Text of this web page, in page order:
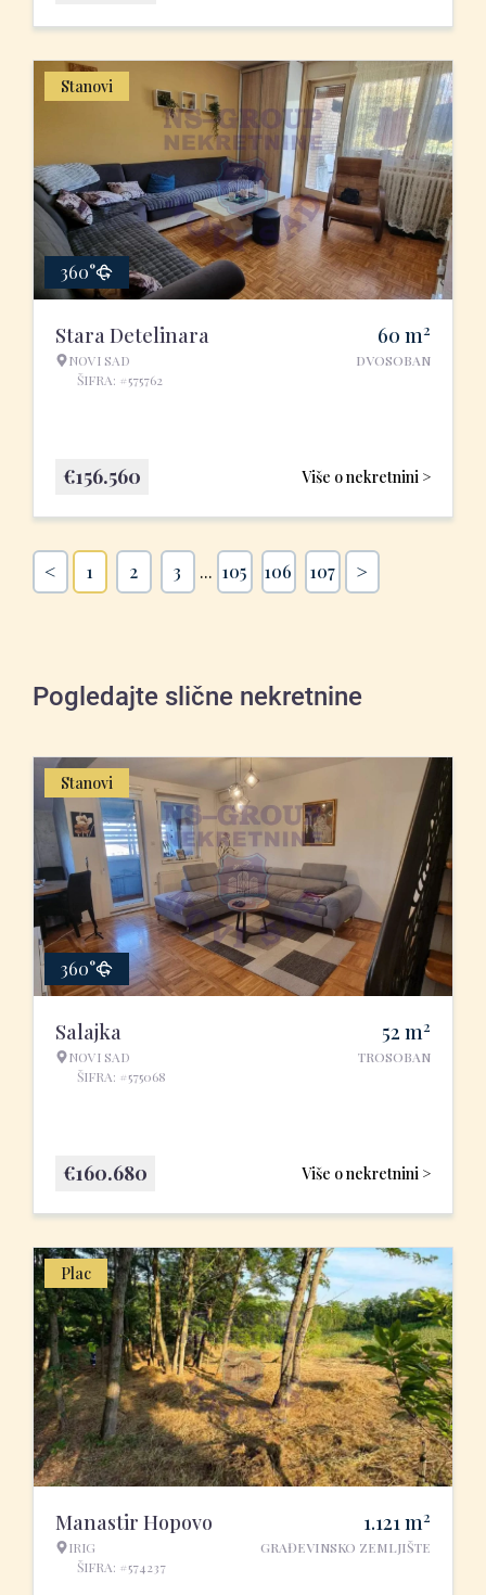
Stanovi
360°
Stara Detelinara
NOVI SAD
ŠIFRA: #575762
60 m2
DVOSOBAN
Više o nekretnini >
€156.560
< 1 2 3 ... 105 106 107 >
Pogledajte slične nekretnine
Stanovi
360°
Salajka
NOVI SAD
ŠIFRA: #575068
52 m2
TROSOBAN
Više o nekretnini >
€160.680
Plac
Manastir Hopovo
IRIG
ŠIFRA: #574237
1.121m2
GRAĐEVINSKO ZEMLJIŠTE